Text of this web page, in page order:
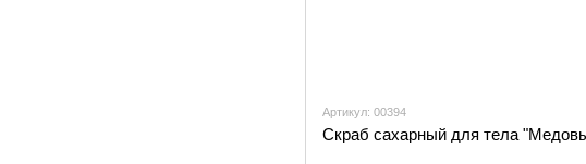
Артикул: 00394
Cкраб сахарный для тела